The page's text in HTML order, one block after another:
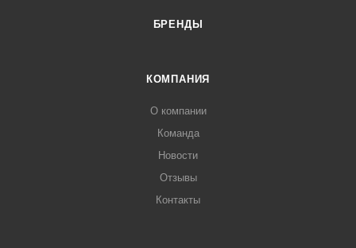
БРЕНДЫ
КОМПАНИЯ
О компании
Команда
Новости
Отзывы
Контакты